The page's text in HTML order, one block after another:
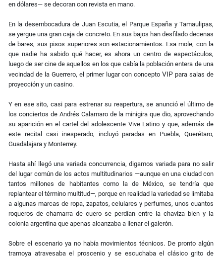
en dólares— se decoran con revista en mano.
En la desembocadura de Juan Escutia, el Parque España y Tamaulipas,
se yergue una gran caja de concreto. En sus bajos han desfilado decenas
de bares, sus pisos superiores son estacionamientos. Esa mole, con la
que nadie ha sabido qué hacer, es ahora un centro de espectáculos,
luego de ser cine de aquellos en los que cabía la población entera de una
vecindad de la Guerrero, el primer lugar con conceptoVIP para salas de
proyección y un casino.
Y en ese sito, casi para estrenar su reapertura, se anunció el último de
los conciertos de Andrés Calamaro de la minigira que dio, aprovechando
su aparición en el cartel del adolescente Vive Latino y que, además de
este recital casi inesperado, incluyó paradas en Puebla, Querétaro,
Guadalajara y Monterrey.
Hasta ahí llegó una variada concurrencia, digamos variada para no salir
del lugar común de los actos multitudinarios —aunque en una ciudad con
tantos millones de habitantes como la de México, se tendría que
replantear el término multitud—, porque en realidad la variedad se limitaba
a algunas marcas de ropa, zapatos, celulares y perfumes, unos cuantos
roqueros de chamarra de cuero se perdían entre la chaviza bien y la
colonia argentina que apenas alcanzaba a llenar el galerón.
Sobre el escenario ya no había movimientos técnicos. De pronto algún
tramoya atravesaba el proscenio y se escuchaba el clásico grito de